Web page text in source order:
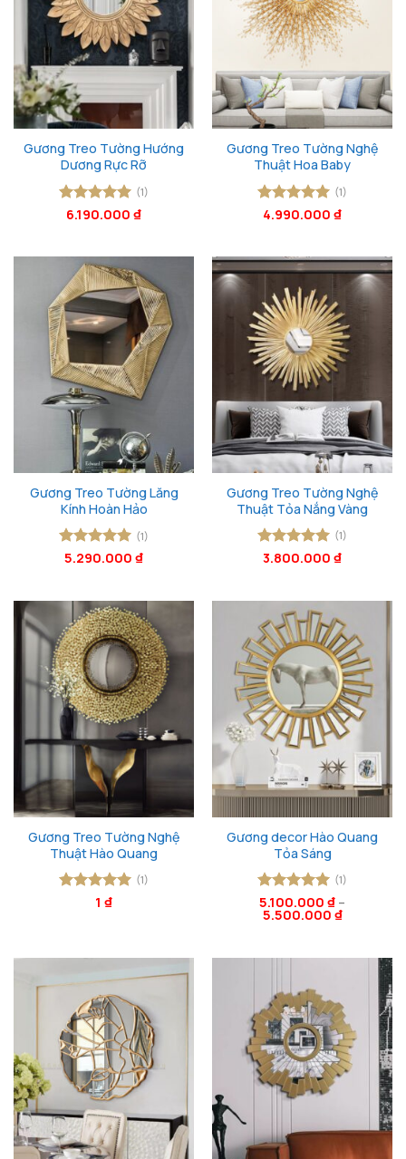
Gương Treo Tường Hướng
Dương Rực Rỡ
Được xếp
(1)
6.190.000 ₫
Gương Treo Tường Nghệ
Thuật Hoa Baby
Được xếp
(1)
4.990.000 ₫
Gương Treo Tường Lăng
Kính Hoàn Hảo
Được xếp
(1)
5.290.000 ₫
Gương Treo Tường Nghệ
Thuật Tỏa Nắng Vàng
Được xếp
(1)
3.800.000 ₫
Gương Treo Tường Nghệ
Thuật Hào Quang
Được xếp
(1)
1 ₫
Gương decor Hào Quang
Tỏa Sáng
Được xếp
hạng55
(1)
5.100.000 ₫ –
5.500.000 ₫